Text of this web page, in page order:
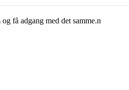
få adgang med det samme.n